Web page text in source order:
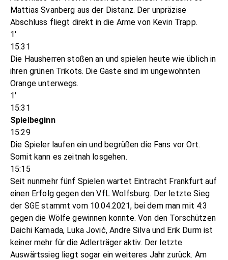
Mattias Svanberg aus der Distanz. Der unpräzise
Abschluss fliegt direkt in die Arme von Kevin Trapp.
1'
15:31
Die Hausherren stoßen an und spielen heute wie üblich in
ihren grünen Trikots. Die Gäste sind im ungewohnten
Orange unterwegs.
1'
15:31
Spielbeginn
15:29
Die Spieler laufen ein und begrüßen die Fans vor Ort.
Somit kann es zeitnah losgehen.
15:15
Seit nunmehr fünf Spielen wartet Eintracht Frankfurt auf
einen Erfolg gegen den VfL Wolfsburg. Der letzte Sieg
der SGE stammt vom 10.04.2021, bei dem man mit 4:3
gegen die Wölfe gewinnen konnte. Von den Torschützen
Daichi Kamada, Luka Jović, Andre Silva und Erik Durm ist
keiner mehr für die Adlerträger aktiv. Der letzte
Auswärtssieg liegt sogar ein weiteres Jahr zurück. Am